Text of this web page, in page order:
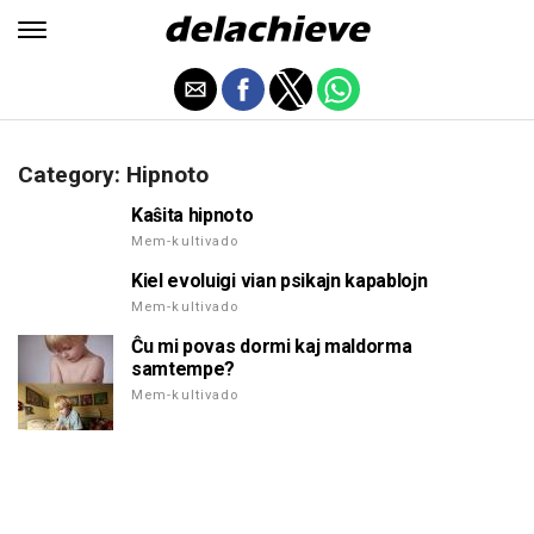
Category: Hipnoto
Kaŝita hipnoto
Mem-kultivado
Kiel evoluigi vian psikajn kapablojn
Mem-kultivado
Ĉu mi povas dormi kaj maldorma
samtempe?
Mem-kultivado